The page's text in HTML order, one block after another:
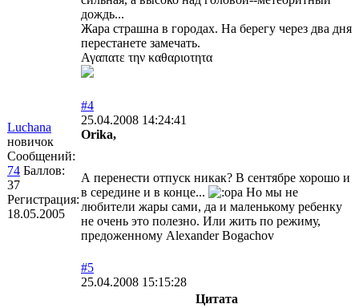
дождь...
Жара страшна в городах. На берегу через два дня
перестанете замечать.
Αγαπατε την καθαριοτητα
Luchana
новичок
Сообщений:
74 Баллов:
37
Регистрация:
18.05.2005
#4
25.04.2008 14:24:41
Orika,
А перенести отпуск никак? В сентябре хорошо и
в середине и в конце...
Но мы не
любители жары сами, да и маленькому ребенку
не очень это полезно. Или жить по режиму,
предоженному Alexander Bogachov
#5
25.04.2008 15:15:28
Цитата